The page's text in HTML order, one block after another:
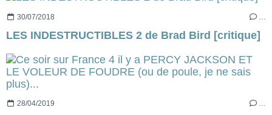
30/07/2018
LES INDESTRUCTIBLES 2 de Brad Bird [critique]
28/04/2019 …